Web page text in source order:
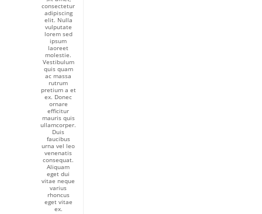
consectetur
adipiscing
elit. Nulla
vulputate
lorem sed
ipsum
laoreet
molestie.
Vestibulum
quis quam
ac massa
rutrum
pretium a et
ex. Donec
ornare
efficitur
mauris quis
ullamcorper.
Duis
faucibus
urna vel leo
venenatis
consequat.
Aliquam
eget dui
vitae neque
varius
rhoncus
eget vitae
ex.